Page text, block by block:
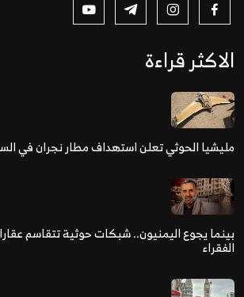
الاكثر قراءة
مليشيا الحوثي تعلن استهداف مطار نجران في
بينما يجوع اليمنيون.. شبكات حوثية تتقاسم
الفقراء